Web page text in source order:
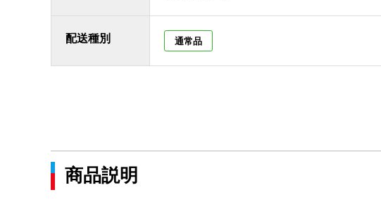
配送種別 通常品
商品説明